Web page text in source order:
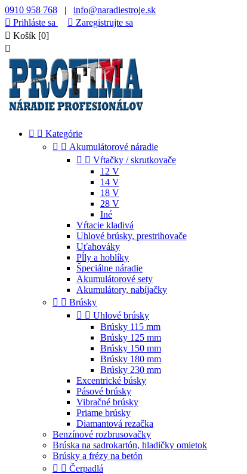
0910 958 768 | info@naradiestroje.sk
 Prihláste sa  Zaregistrujte sa
 Košík [0]

  Kategórie
  Akumulátorové náradie
  Vŕtačky / skrutkovače
12 V
14 V
18 V
28 V
Iné
Vŕtacie kladivá
Uhlové brúsky, prestrihovače
Uťahováky
Pĺly a hoblíky
Špeciálne náradie
Akumulátorové sety
Akumulátory, nabíjačky
  Brúsky
  Uhlové brúsky
Brúsky 115 mm
Brúsky 125 mm
Brúsky 150 mm
Brúsky 180 mm
Brúsky 230 mm
Excentrické búsky
Pásové brúsky
Vibračné brúsky
Priame brúsky
Diamantová rezačka
Benzínové rozbrusovačky
Brúska na sadrokartón, hladičky omietok
Brúsky a frézy na betón
  Čerpadlá